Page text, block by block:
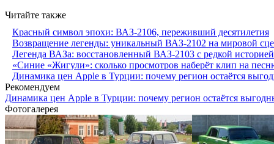
Читайте также
Красный символ эпохи: ВАЗ-2106, переживший десятилетия
Возвращение легенды: уникальный ВАЗ-2102 на мировой
Легенда ВАЗа: восстановленный ВАЗ-2103 с редкой историей
«Синие «Жигули»: сколько просмотров наберёт клип на
Динамика цен Apple в Турции: почему регион остаётся
Рекомендуем
Динамика цен Apple в Турции: почему регион остаётся
Фотогалерея